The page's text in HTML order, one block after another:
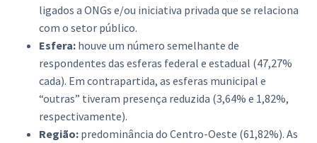
ligados a ONGs e/ou iniciativa privada que se relaciona
com o setor público.
Esfera: houve um número semelhante de
respondentes das esferas federal e estadual (47,27%
cada). Em contrapartida, as esferas municipal e
“outras” tiveram presença reduzida (3,64% e 1,82%,
respectivamente).
Região: predominância do Centro-Oeste (61,82%). As